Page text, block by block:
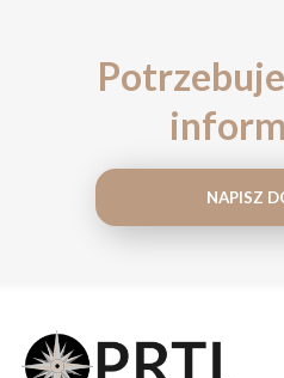
NAPISZ